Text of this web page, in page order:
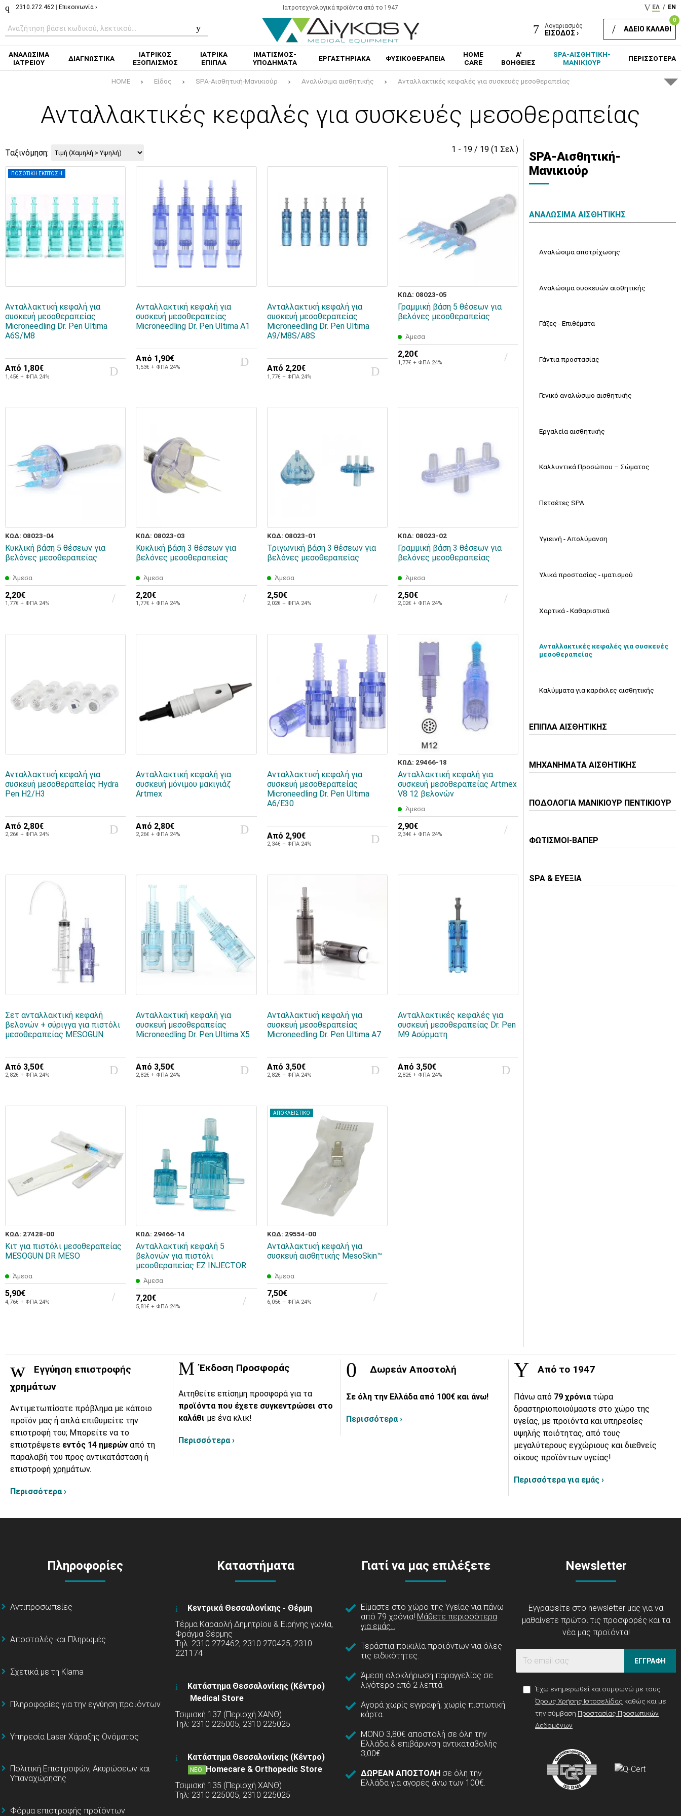
2310.272.462 Επικοινωνία › Ιατροτεχνολογικά προϊόντα από το 1947 ΕΛ / EN
Λογαριασμός
ΕΙΣΟΔΟΣ ›
0
ΑΔΕΙΟ ΚΑΛΑΘΙ
ΑΝΑΛΩΣΙΜΑ
ΙΑΤΡΕΙΟΥ
ΔΙΑΓΝΩΣΤΙΚΑ
ΙΑΤΡΙΚΟΣ
ΕΞΟΠΛΙΣΜΟΣ
ΙΑΤΡΙΚΑ
ΕΠΙΠΛΑ
ΙΜΑΤΙΣΜΟΣ-
ΥΠΟΔΗΜΑΤΑ
ΕΡΓΑΣΤΗΡΙΑΚΑ ΦΥΣΙΚΟΘΕΡΑΠΕΙΑ
HOME
CARE
Α'
ΒΟΗΘΕΙΕΣ
SPA-ΑΙΣΘΗΤΙΚΗ-
ΜΑΝΙΚΙΟΥΡ
ΠΕΡΙΣΣΟΤΕΡΑ
HOME Είδος SPA-Αισθητική-Μανικιούρ Αναλώσιμα αισθητικής Ανταλλακτικές κεφαλές για συσκευές μεσοθεραπείας
Ανταλλακτικές κεφαλές για συσκευές μεσοθεραπείας
Ταξινόμηση: 1 - 19 / 19 (1 Σελ.)
ΠΟΣΟΤΙΚΗ ΕΚΠΤΩΣΗ
Ανταλλακτική κεφαλή για
συσκευή μεσοθεραπείας
Microneedling Dr. Pen Ultima
A6S/M8
Από 1,80€
1,45€ + ΦΠΑ 24%
Ανταλλακτική κεφαλή για
συσκευή μεσοθεραπείας
Microneedling Dr. Pen Ultima A1
Από 1,90€
1,53€ + ΦΠΑ 24%
Ανταλλακτική κεφαλή για
συσκευή μεσοθεραπείας
Microneedling Dr. Pen Ultima
A9/M8S/A8S
Από 2,20€
1,77€ + ΦΠΑ 24%
ΚΩΔ: 08023-05
Γραμμική βάση 5 θέσεων για
βελόνες μεσοθεραπείας
Άμεσα
2,20€
1,77€ + ΦΠΑ 24%
ΚΩΔ: 08023-04
Κυκλική βάση 5 θέσεων για
βελόνες μεσοθεραπείας
Άμεσα
2,20€
1,77€ + ΦΠΑ 24%
ΚΩΔ: 08023-03
Κυκλική βάση 3 θέσεων για
βελόνες μεσοθεραπείας
Άμεσα
2,20€
1,77€ + ΦΠΑ 24%
ΚΩΔ: 08023-01
Τριγωνική βάση 3 θέσεων για
βελόνες μεσοθεραπείας
Άμεσα
2,50€
2,02€ + ΦΠΑ 24%
ΚΩΔ: 08023-02
Γραμμική βάση 3 θέσεων για
βελόνες μεσοθεραπείας
Άμεσα
2,50€
2,02€ + ΦΠΑ 24%
Ανταλλακτική κεφαλή για
συσκευή μεσοθεραπείας Hydra
Pen H2/Η3
Από 2,80€
2,26€ + ΦΠΑ 24%
Ανταλλακτική κεφαλή για
συσκευή μόνιμου μακιγιάζ
Artmex
Από 2,80€
2,26€ + ΦΠΑ 24%
Ανταλλακτική κεφαλή για
συσκευή μεσοθεραπείας
Microneedling Dr. Pen Ultima
A6/E30
Από 2,90€
2,34€ + ΦΠΑ 24%
ΚΩΔ: 29466-18
Ανταλλακτική κεφαλή για
συσκευή μεσοθεραπείας Artmex
V8 12 βελονών
Άμεσα
2,90€
2,34€ + ΦΠΑ 24%
Σετ ανταλλακτική κεφαλή
βελονών + σύριγγα για πιστόλι
μεσοθεραπείας MESOGUN
Από 3,50€
2,82€ + ΦΠΑ 24%
Ανταλλακτική κεφαλή για
συσκευή μεσοθεραπείας
Microneedling Dr. Pen Ultima X5
Από 3,50€
2,82€ + ΦΠΑ 24%
Ανταλλακτική κεφαλή για
συσκευή μεσοθεραπείας
Microneedling Dr. Pen Ultima A7
Από 3,50€
2,82€ + ΦΠΑ 24%
Ανταλλακτικές κεφαλές για
συσκευή μεσοθεραπείας Dr. Pen
M9 Ασύρματη
Από 3,50€
2,82€ + ΦΠΑ 24%
ΚΩΔ: 27428-00
Kιτ για πιστόλι μεσοθεραπείας
MESOGUN DR MESO
Άμεσα
5,90€
4,76€ + ΦΠΑ 24%
ΚΩΔ: 29466-14
Ανταλλακτική κεφαλή 5
βελονών για πιστόλι
μεσοθεραπείας EZ INJECTOR
Άμεσα
7,20€
5,81€ + ΦΠΑ 24%
ΑΠΟΚΛΕΙΣΤΙΚΟ
ΚΩΔ: 29554-00
Ανταλλακτική κεφαλή για
συσκευή αισθητικής MesoSkin™
Άμεσα
7,50€
6,05€ + ΦΠΑ 24%
SPA-Αισθητική-
Μανικιούρ
ΑΝΑΛΩΣΙΜΑ ΑΙΣΘΗΤΙΚΗΣ
Αναλώσιμα αποτρίχωσης
Αναλώσιμα συσκευών αισθητικής
Γάζες - Επιθέματα
Γάντια προστασίας
Γενικό αναλώσιμο αισθητικής
Εργαλεία αισθητικής
Καλλυντικά Προσώπου – Σώματος
Πετσέτες SPA
Υγιεινή - Απολύμανση
Υλικά προστασίας - ιματισμού
Χαρτικά - Καθαριστικά
Ανταλλακτικές κεφαλές για συσκευές
μεσοθεραπείας
Καλύμματα για καρέκλες αισθητικής
ΕΠΙΠΛΑ ΑΙΣΘΗΤΙΚΗΣ
ΜΗΧΑΝΗΜΑΤΑ ΑΙΣΘΗΤΙΚΗΣ
ΠΟΔΟΛΟΓΙΑ ΜΑΝΙΚΙΟΥΡ ΠΕΝΤΙΚΙΟΥΡ
ΦΩΤΙΣΜΟΙ-ΒΑΠΕΡ
SPA & ΕΥΕΞΙΑ
Εγγύηση επιστροφής
χρημάτων
Αντιμετωπίσατε πρόβλημα με κάποιο
προϊόν μας ή απλά επιθυμείτε την
επιστροφή του; Μπορείτε να το
επιστρέψετε εντός 14 ημερών από τη
παραλαβή του προς αντικατάσταση ή
επιστροφή χρημάτων.
Περισσότερα ›
Έκδοση Προσφοράς
Αιτηθείτε επίσημη προσφορά για τα
προϊόντα που έχετε συγκεντρώσει στο
καλάθι με ένα κλικ!
Περισσότερα ›
Δωρεάν Αποστολή
Σε όλη την Ελλάδα από 100€ και άνω!
Περισσότερα ›
Από το 1947
Πάνω από 79 χρόνια τώρα
δραστηριοποιούμαστε στο χώρο της
υγείας, με προϊόντα και υπηρεσίες
υψηλής ποιότητας, από τους
μεγαλύτερους εγχώριους και διεθνείς
οίκους προϊόντων υγείας!
Περισσότερα για εμάς ›
Πληροφορίες
Αντιπροσωπείες
Αποστολές και Πληρωμές
Σχετικά με τη Klarna
Πληροφορίες για την εγγύηση προϊόντων
Υπηρεσία Laser Χάραξης Ονόματος
Πολιτική Επιστροφών, Ακυρώσεων και
Υπαναχώρησης
Φόρμα επιστροφής προϊόντων
Καταστήματα
Κεντρικά Θεσσαλονίκης - Θέρμη
Τέρμα Καραολή Δημητρίου & Ειρήνης γωνία,
Φράγμα Θέρμης
Τηλ: 2310 272462, 2310 270425, 2310
221174
Κατάστημα Θεσσαλονίκης (Κέντρο)
Medical Store
Τσιμισκή 137 (Περιοχή ΧΑΝΘ)
Τηλ: 2310 225005, 2310 225025
Κατάστημα Θεσσαλονίκης (Κέντρο)
ΝΕΟ
Homecare & Orthopedic Store
Τσιμισκή 135 (Περιοχή ΧΑΝΘ)
Τηλ: 2310 225005, 2310 225025
Γιατί να μας επιλέξετε
Είμαστε στο χώρο της Υγείας για πάνω
από 79 χρόνια! Μάθετε περισσότερα
για εμάς...
Τεράστια ποικιλία προϊόντων για όλες
τις ειδικότητες.
Άμεση ολοκλήρωση παραγγελίας σε
λιγότερο από 2 λεπτά.
Αγορά χωρίς εγγραφή, χωρίς πιστωτική
κάρτα.
ΜΟΝΟ 3,80€ αποστολή σε όλη την
Ελλάδα & επιβάρυνση αντικαταβολής
3,00€.
ΔΩΡΕΑΝ ΑΠΟΣΤΟΛΗ σε όλη την
Ελλάδα για αγορές άνω των 100€.
Newsletter
Εγγραφείτε στο newsletter μας για να
μαθαίνετε πρώτοι τις προσφορές και τα
νέα μας προϊόντα!
ΕΓΓΡΑΦΗ
Έχω ενημερωθεί και συμφωνώ με τους
Όρους Χρήσης Ιστοσελίδας καθώς και με
την σύμβαση Προστασίας Προσωπικών
Δεδομένων